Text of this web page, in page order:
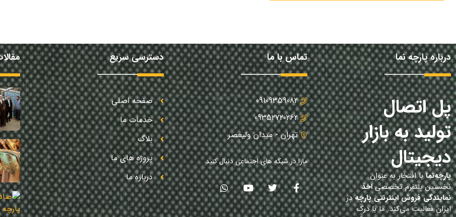
درباره پارچه نما
پل اتصال
تولید به بازار
دیجیتال
پارچه‌نمابا افتخار به عنوان
نخستین پلتفرم تخصصیاخذ
نمایندگی فروش اینترنتی پارچهدر
ایران فعالیت می‌کند. ما با درک
تماس با ما
09109359082
09352720262
تهران - میدان ولیعصر
مارا در شبکه های اجتماعی دنبال کنید
دسترسی سریع
صفحه اصلی
خدمات ما
بلاگ
پروژه های ما
درباره ما